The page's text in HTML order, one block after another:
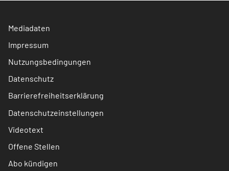
Mediadaten
Impressum
Nutzungsbedingungen
Datenschutz
Barrierefreiheitserklärung
Datenschutzeinstellungen
Videotext
Offene Stellen
Abo kündigen